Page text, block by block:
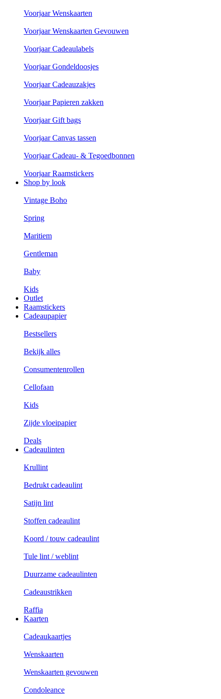
Voorjaar Wenskaarten
Voorjaar Wenskaarten Gevouwen
Voorjaar Cadeaulabels
Voorjaar Gondeldoosjes
Voorjaar Cadeauzakjes
Voorjaar Papieren zakken
Voorjaar Gift bags
Voorjaar Canvas tassen
Voorjaar Cadeau- & Tegoedbonnen
Voorjaar Raamstickers
Shop by look
Vintage Boho
Spring
Maritiem
Gentleman
Baby
Kids
Outlet
Raamstickers
Cadeaupapier
Bestsellers
Bekijk alles
Consumentenrollen
Cellofaan
Kids
Zijde vloeipapier
Deals
Cadeaulinten
Krullint
Bedrukt cadeaulint
Satijn lint
Stoffen cadeaulint
Koord / touw cadeaulint
Tule lint / weblint
Duurzame cadeaulinten
Cadeaustrikken
Raffia
Kaarten
Cadeaukaartjes
Wenskaarten
Wenskaarten gevouwen
Condoleance